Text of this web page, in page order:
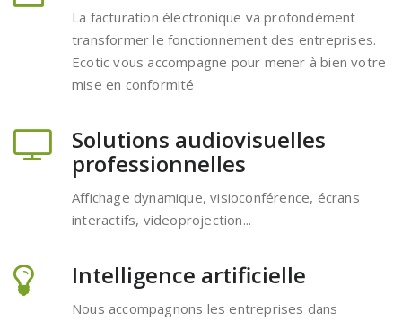
La facturation électronique va profondément
transformer le fonctionnement des entreprises.
Ecotic vous accompagne pour mener à bien votre
mise en conformité
Solutions audiovisuelles
professionnelles
Affichage dynamique, visioconférence, écrans
interactifs, videoprojection...
Intelligence artificielle
Nous accompagnons les entreprises dans